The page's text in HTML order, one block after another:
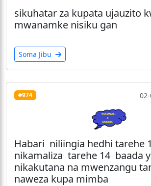
sikuhatar za kupata ujauzito
mwanamke nisiku gan
Soma Jibu
#974
Habari niliingia hedhi tarehe
nikamaliza tarehe 14 baada
nikakutana na mwenzangu
naweza kupa mimba